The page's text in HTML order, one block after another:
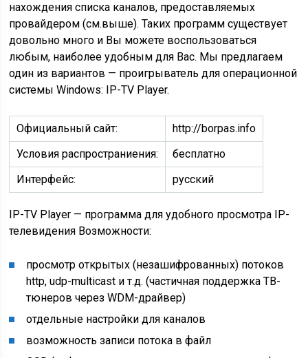
нахождения списка каналов, предоставляемых
провайдером (см.выше). Таких программ существует
довольно много и Вы можете воспользоваться
любым, наиболее удобным для Вас. Мы предлагаем
один из вариантов — проигрыватель для операционной
системы Windows: IP-TV Player.
Официальный сайт:
http://borpas.info
Условия распространиения:
бесплатно
Интерфейс:
русский
IP-TV Player — программа для удобного просмотра IP-
телевидения Возможности:
просмотр открытых (незашифрованных) потоков
http, udp-multicast и т.д. (частичная поддержка ТВ-
тюнеров через WDM-драйвер)
отдельные настройки для каналов
возможность записи потока в файл